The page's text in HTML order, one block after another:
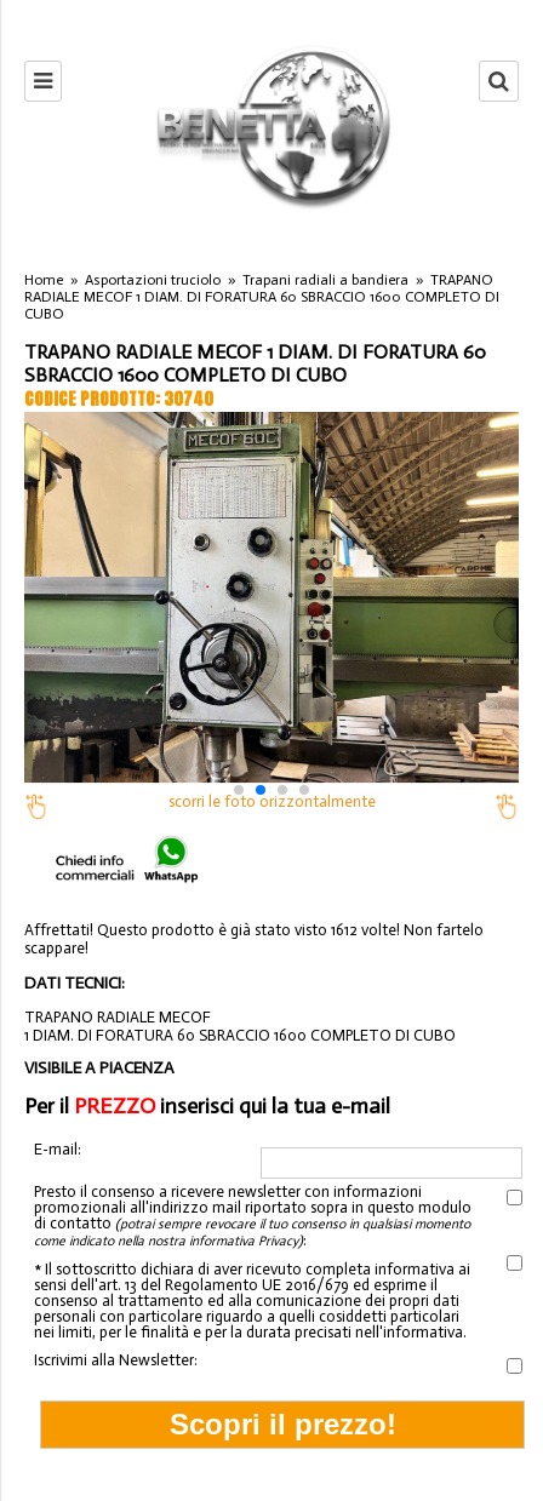
Home » Asportazioni truciolo » Trapani radiali a bandiera » TRAPANO
RADIALE MECOF 1 DIAM. DI FORATURA 60 SBRACCIO 1600 COMPLETO DI
CUBO
TRAPANO RADIALE MECOF 1 DIAM. DI FORATURA 60
SBRACCIO 1600 COMPLETO DI CUBO
CODICE PRODOTTO: 30740
scorri le foto orizzontalmente
Affrettati! Questo prodotto è già stato visto 1612 volte! Non fartelo
scappare!
DATI TECNICI:
TRAPANO RADIALE MECOF
1 DIAM. DI FORATURA 60 SBRACCIO 1600 COMPLETO DI CUBO
VISIBILE A PIACENZA
Per il PREZZOinserisci qui la tua e-mail
E-mail:
Presto il consenso a ricevere newsletter con informazioni
promozionali all'indirizzo mail riportato sopra in questo modulo
di contatto (potrai sempre revocare il tuo consenso in qualsiasi momento
come indicato nella nostra informativa Privacy):
* Il sottoscritto dichiara di aver ricevuto completa informativa ai
sensi dell'art. 13 del Regolamento UE 2016/679 ed esprime il
consenso al trattamento ed alla comunicazione dei propri dati
personali con particolare riguardo a quelli cosiddetti particolari
nei limiti, per le finalità e per la durata precisati nell'informativa.
Iscrivimi alla Newsletter: